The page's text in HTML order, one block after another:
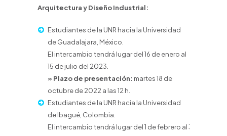
Arquitectura y Diseño Industrial:
Estudiantes de la UNR hacia la Universidad
de Guadalajara, México.
El intercambio tendrá lugar del 16 de enero al
15 de julio del 2023.
» Plazo de presentación: martes 18 de
octubre de 2022 a las 12 h.
Estudiantes de la UNR hacia la Universidad
de Ibagué, Colombia.
El intercambio tendrá lugar del 1 de febrero al 30 de